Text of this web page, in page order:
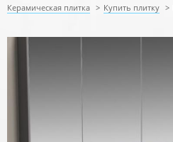
Керамическая плитка > Купить плитку >